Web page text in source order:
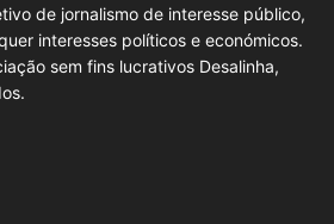
de jornalismo de interesse público,
interesses políticos e económicos.
sem fins lucrativos Desalinha,